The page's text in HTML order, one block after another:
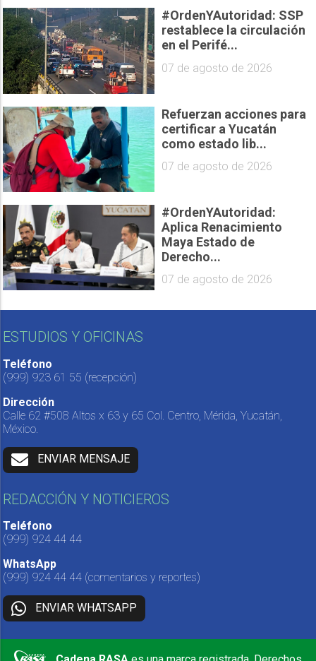
#OrdenYAutoridad: SSP
restablece la circulación
en el Perifé...
07 de agosto de 2026
Refuerzan acciones para
certificar a Yucatán
como estado lib...
07 de agosto de 2026
#OrdenYAutoridad:
Aplica Renacimiento
Maya Estado de
Derecho...
07 de agosto de 2026
ESTUDIOS Y OFICINAS
Teléfono
(999) 923 61 55 (recepción)
Dirección
Calle 62 #508 Altos x 63 y 65 Col. Centro, Mérida, Yucatán,
México.
ENVIAR MENSAJE
REDACCIÓN Y NOTICIEROS
Teléfono
(999) 924 44 44
WhatsApp
(999) 924 44 44 (comentarios y reportes)
ENVIAR WHATSAPP